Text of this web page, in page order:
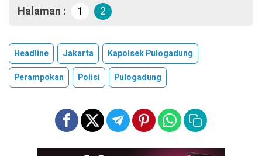
Halaman : 1 2
Headline Jakarta
Kapolsek Pulogadung
Perampokan
Polisi Pulogadung